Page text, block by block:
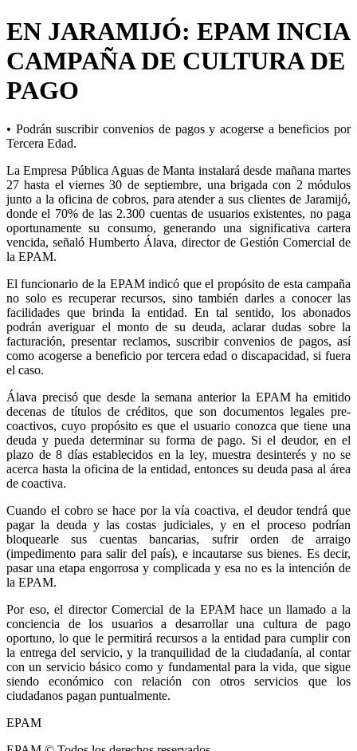
EN JARAMIJÓ: EPAM INCIA
CAMPAÑA DE CULTURA DE
PAGO
• Podrán suscribir convenios de pagos y acogerse a beneficios por
Tercera Edad.
La Empresa Pública Aguas de Manta instalará desde mañana martes
27 hasta el viernes 30 de septiembre, una brigada con 2 módulos
junto a la oficina de cobros, para atender a sus clientes de Jaramijó,
donde el 70% de las 2.300 cuentas de usuarios existentes, no paga
oportunamente su consumo, generando una significativa cartera
vencida, señaló Humberto Álava, director de Gestión Comercial de
la EPAM.
El funcionario de la EPAM indicó que el propósito de esta campaña
no solo es recuperar recursos, sino también darles a conocer las
facilidades que brinda la entidad. En tal sentido, los abonados
podrán averiguar el monto de su deuda, aclarar dudas sobre la
facturación, presentar reclamos, suscribir convenios de pagos, así
como acogerse a beneficio por tercera edad o discapacidad, si fuera
el caso.
Álava precisó que desde la semana anterior la EPAM ha emitido
decenas de títulos de créditos, que son documentos legales pre-
coactivos, cuyo propósito es que el usuario conozca que tiene una
deuda y pueda determinar su forma de pago. Si el deudor, en el
plazo de 8 días establecidos en la ley, muestra desinterés y no se
acerca hasta la oficina de la entidad, entonces su deuda pasa al área
de coactiva.
Cuando el cobro se hace por la vía coactiva, el deudor tendrá que
pagar la deuda y las costas judiciales, y en el proceso podrían
bloquearle sus cuentas bancarias, sufrir orden de arraigo
(impedimento para salir del país), e incautarse sus bienes. Es decir,
pasar una etapa engorrosa y complicada y esa no es la intención de
la EPAM.
Por eso, el director Comercial de la EPAM hace un llamado a la
conciencia de los usuarios a desarrollar una cultura de pago
oportuno, lo que le permitirá recursos a la entidad para cumplir con
la entrega del servicio, y la tranquilidad de la ciudadanía, al contar
con un servicio básico como y fundamental para la vida, que sigue
siendo económico con relación con otros servicios que los
ciudadanos pagan puntualmente.
EPAM